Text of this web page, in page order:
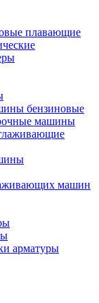
плавающие
бензиновые
машины
машин
арматуры